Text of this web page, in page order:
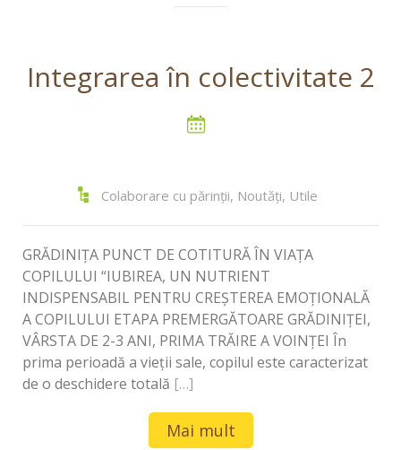
Integrarea în colectivitate 2
Colaborare cu părinții, Noutăți, Utile
GRĂDINIȚA PUNCT DE COTITURĂ ÎN VIAȚA
COPILULUI “IUBIREA, UN NUTRIENT
INDISPENSABIL PENTRU CREŞTEREA EMOŢIONALĂ
A COPILULUI ETAPA PREMERGĂTOARE GRĂDINIŢEI,
VÂRSTA DE 2-3 ANI, PRIMA TRĂIRE A VOINȚEI În
prima perioadă a vieții sale, copilul este caracterizat
de o deschidere totală […]
Mai mult